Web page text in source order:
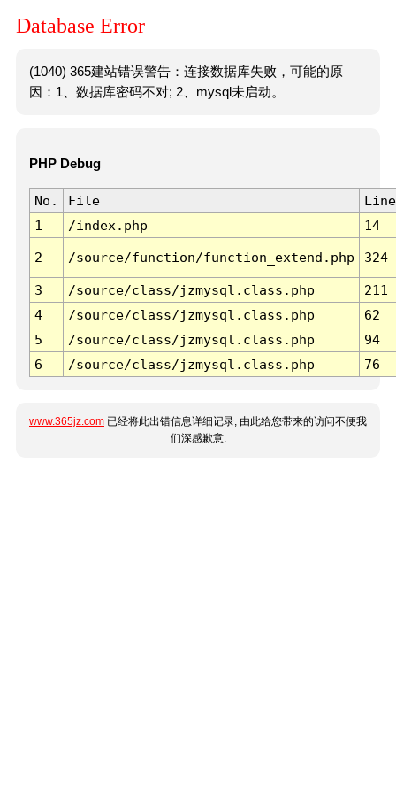
Database Error
(1040) 365建站错误警告：连接数据库失败，可能的原
因：1、数据库密码不对; 2、mysql未启动。
PHP Debug
No. File
Line
1
/index.php 14
2 /source/function/function_extend.php 324
3 /source/class/jzmysql.class.php
211
4
/source/class/jzmysql.class.php
62
5
/source/class/jzmysql.class.php
94
6
/source/class/jzmysql.class.php 76
www.365jz.com 已经将此出错信息详细记录, 由此给您带来的访问不便我
们深感歉意.